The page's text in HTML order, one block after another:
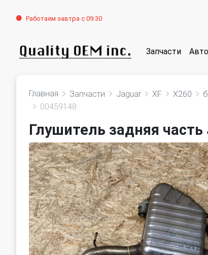
Работаем завтра с 09:30
Запчасти Авто
Главная Запчасти Jaguar XF X260
00459148
Глушитель задняя